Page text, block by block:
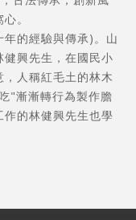
。
的經驗與傳承)。山
興先生，在國民小
人稱紅毛土的林木
"漸漸轉行為製作膽
的林健興先生也學